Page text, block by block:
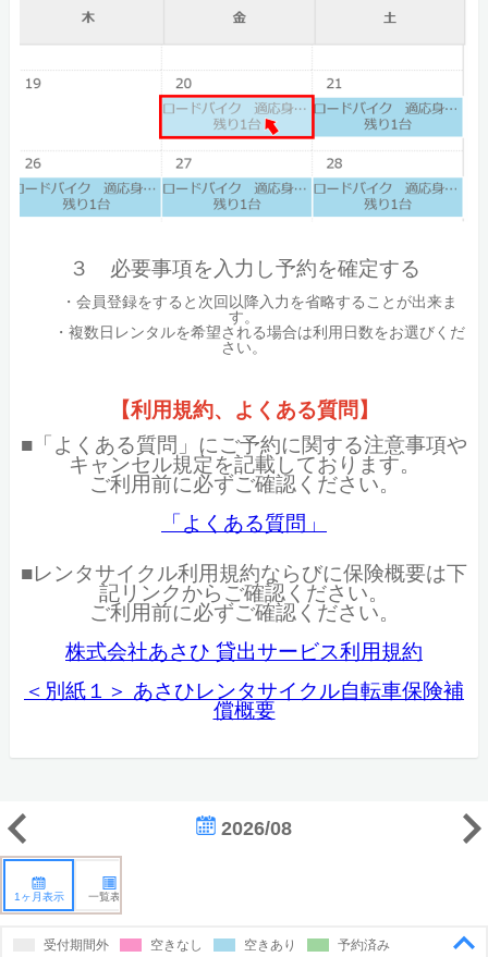
３ 必要事項を入力し予約を確定する
・会員登録をすると次回以降入力を省略することが出来ま
す。
・複数日レンタルを希望される場合は利用日数をお選びくだ
さい。
【利用規約、よくある質問】
■「よくある質問」にご予約に関する注意事項や
キャンセル規定を記載しております。
ご利用前に必ずご確認ください。
「よくある質問」
■レンタサイクル利用規約ならびに保険概要は下
記リンクからご確認ください。
ご利用前に必ずご確認ください。
株式会社あさひ 貸出サービス利用規約
＜別紙１＞ あさひレンタサイクル自転車保険補
償概要
2026/08
1ヶ月表示 一覧表示
受付期間外 空きなし 空きあり
予約済み